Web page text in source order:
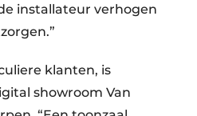
installateur verhogen
klanten, is
showroom Van